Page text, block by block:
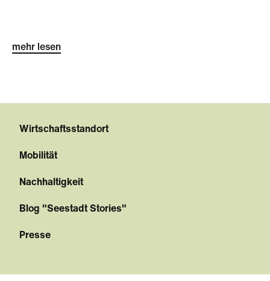
mehr lesen
Wirtschaftsstandort
Mobilität
Nachhaltigkeit
Blog "Seestadt Stories"
Presse